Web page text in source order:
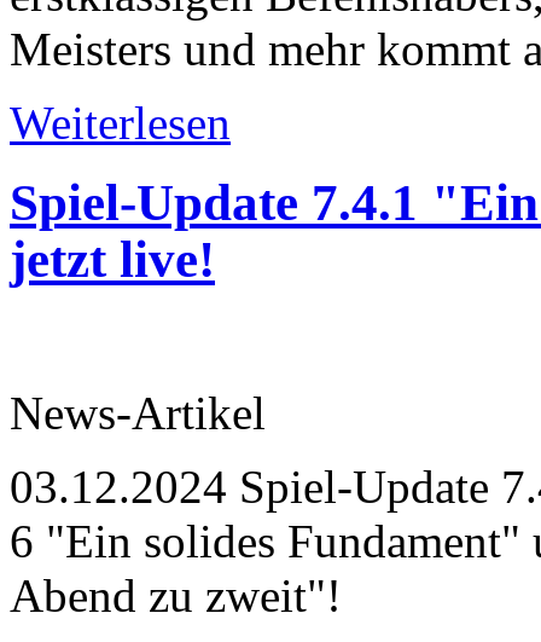
Meisters und mehr
Weiterlesen
Spiel-Update 7.4.1
jetzt live!
News-Artikel
03.12.2024 Spiel-Update
6 "Ein solides
Abend zu zweit"!